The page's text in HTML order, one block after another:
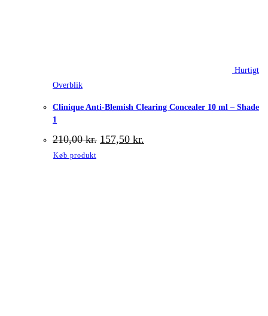
Hurtigt
Overblik
Clinique Anti-Blemish Clearing Concealer 10 ml – Shade
1
210,00kr. Den
oprindelige
157,50 kr.
Køb produkt